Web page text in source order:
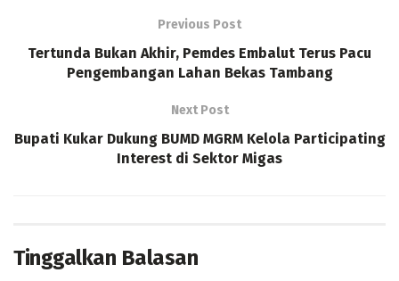
Previous Post
Tertunda Bukan Akhir, Pemdes Embalut Terus Pacu
Pengembangan Lahan Bekas Tambang
Next Post
Bupati Kukar Dukung BUMD MGRM Kelola Participating
Interest di Sektor Migas
Tinggalkan Balasan